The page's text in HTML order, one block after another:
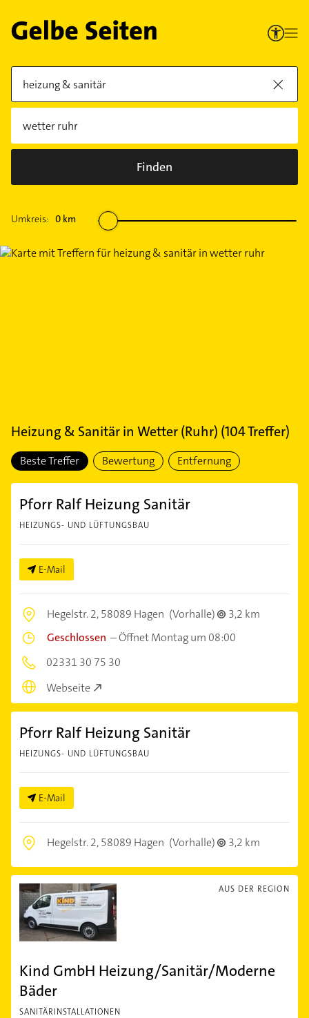
Finden
Umkreis: 0 km
Heizung & Sanitärin Wetter (Ruhr) (104Treffer)
Beste Treffer Bewertung Entfernung
Pforr Ralf Heizung Sanitär
HEIZUNGS- UND LÜFTUNGSBAU
E-Mail
Hegelstr. 2,58089 Hagen (Vorhalle)
3,2 km
Geschlossen –Öffnet Montag um 08:00
02331 30 75 30
Webseite
Pforr Ralf Heizung Sanitär
HEIZUNGS- UND LÜFTUNGSBAU
E-Mail
Hegelstr. 2,58089 Hagen (Vorhalle) 3,2 km
AUS DER REGION
Kind GmbH Heizung/Sanitär/Moderne
Bäder
SANITÄRINSTALLATIONEN